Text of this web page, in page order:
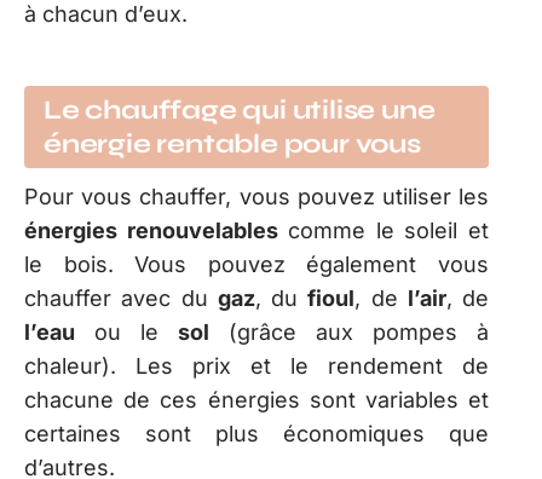
à chacun d’eux.
Le chauffage qui utilise une
énergie rentable pour vous
Pour vous chauffer, vous pouvez utiliser les
énergies renouvelablescomme le soleil et
le bois. Vous pouvez également vous
chauffer avec du gaz, dufioul, de l’air, de
l’eau ou le sol (grâce aux pompes à
chaleur). Les prix et le rendement de
chacune de ces énergies sont variables et
certaines sont plus économiques que
d’autres.